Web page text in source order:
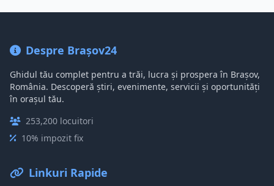
Despre Brașov24
Ghidul tău complet pentru a trăi, lucra și prospera în Brașov,
România. Descoperă știri, evenimente, servicii și oportunități
în orașul tău.
253,200 locuitori
10% impozit fix
Linkuri Rapide